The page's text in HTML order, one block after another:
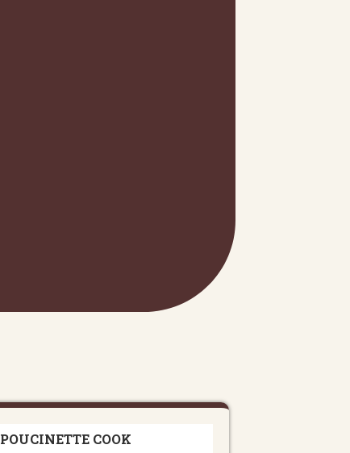
POUCINETTE COOK